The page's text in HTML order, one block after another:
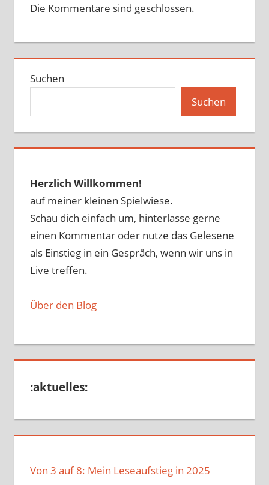
Die Kommentare sind geschlossen.
Suchen
Suchen
Herzlich Willkommen!
auf meiner kleinen Spielwiese.
Schau dich einfach um, hinterlasse gerne
einen Kommentar oder nutze das Gelesene
als Einstieg in ein Gespräch, wenn wir uns in
Live treffen.
Über den Blog
:aktuelles:
Von 3 auf 8: Mein Leseaufstieg in 2025